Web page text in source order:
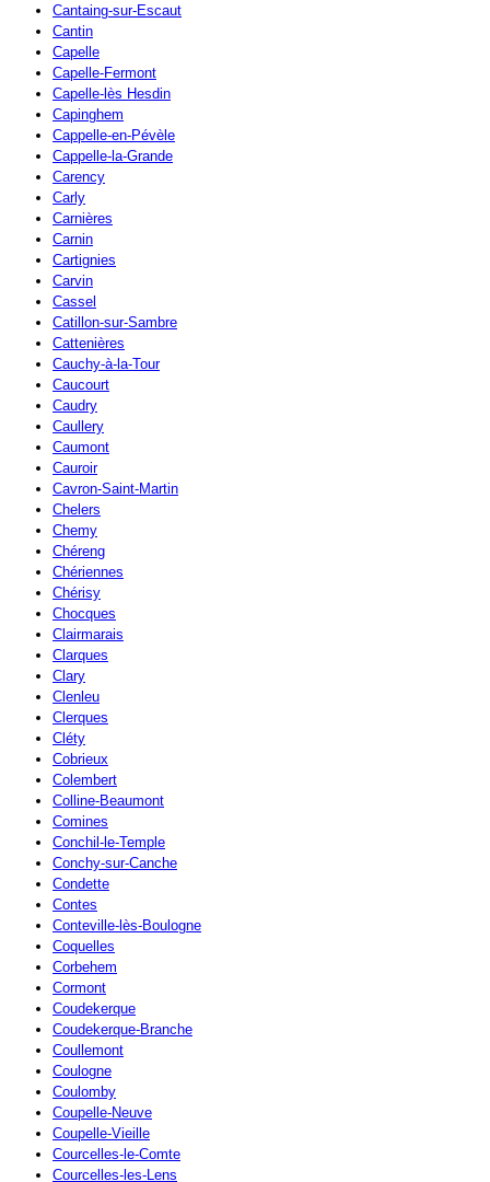
Cantaing-sur-Escaut
Cantin
Capelle
Capelle-Fermont
Capelle-lès Hesdin
Capinghem
Cappelle-en-Pévèle
Cappelle-la-Grande
Carency
Carly
Carnières
Carnin
Cartignies
Carvin
Cassel
Catillon-sur-Sambre
Cattenières
Cauchy-à-la-Tour
Caucourt
Caudry
Caullery
Caumont
Cauroir
Cavron-Saint-Martin
Chelers
Chemy
Chéreng
Chériennes
Chérisy
Chocques
Clairmarais
Clarques
Clary
Clenleu
Clerques
Cléty
Cobrieux
Colembert
Colline-Beaumont
Comines
Conchil-le-Temple
Conchy-sur-Canche
Condette
Contes
Conteville-lès-Boulogne
Coquelles
Corbehem
Cormont
Coudekerque
Coudekerque-Branche
Coullemont
Coulogne
Coulomby
Coupelle-Neuve
Coupelle-Vieille
Courcelles-le-Comte
Courcelles-les-Lens